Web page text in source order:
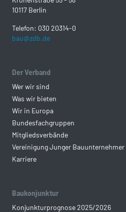
10117 Berlin
Telefon: 030 20314-0
bau@zdb.de
Der Verband
Wer wir sind
Was wir bieten
Wir in Europa
Bundesfachgruppen
Mitgliedsverbände
Vereinigung Junger Bauunternehmer
Karriere
Baukonjunktur
Konjunkturprognose 2025/2026